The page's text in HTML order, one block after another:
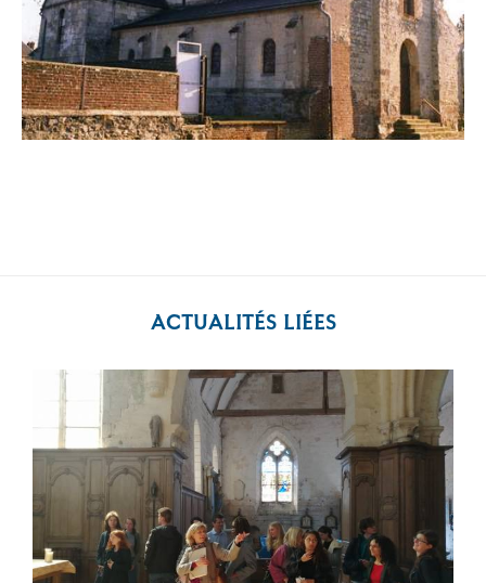
ACTUALITÉS LIÉES